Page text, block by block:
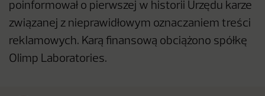
poinformował o pierwszej w historii Urzędu karze
związanej z nieprawidłowym oznaczaniem treści
reklamowych. Karą finansową obciążono spółkę
Olimp Laboratories.